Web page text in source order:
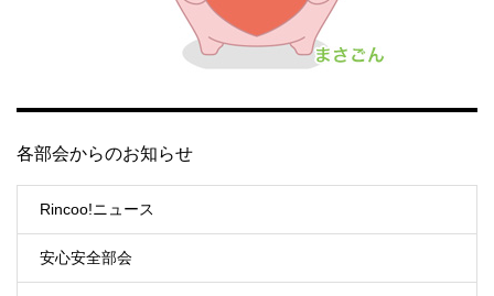
各部会からのお知らせ
Rincoo!ニュース
安心安全部会